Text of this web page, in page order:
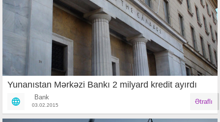
Yunanıstan Mərkəzi Bankı 2 milyard kredit ayırdı
Bank
03.02.2015 Ətraflı